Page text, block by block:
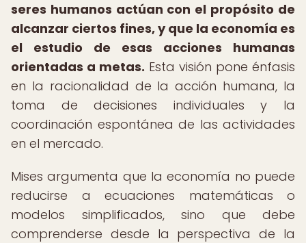
seres humanos actúan con el propósito de
alcanzar ciertos fines, y que la economía es
el estudio de esas acciones humanas
orientadas a metas. Esta visión pone énfasis
en la racionalidad de la acción humana, la
toma de decisiones individuales y la
coordinación espontánea de las actividades
en el mercado.
Mises argumenta que la economía no puede
reducirse a ecuaciones matemáticas o
modelos simplificados, sino que debe
comprenderse desde la perspectiva de la